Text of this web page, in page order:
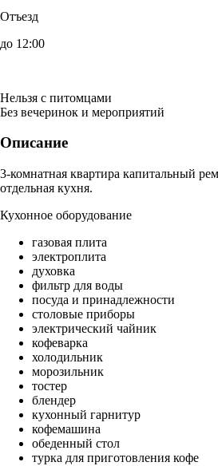
Отъезд
до 12:00
Нельзя с питомцами
Без вечеринок и мероприятий
Описание
3-комнатная квартира капитальный
отдельная кухня.
Кухонное оборудование
газовая плита
электроплита
духовка
фильтр для воды
посуда и принадлежности
столовые приборы
электрический чайник
кофеварка
холодильник
морозильник
тостер
блендер
кухонный гарнитур
кофемашина
обеденный стол
турка для приготовления кофе